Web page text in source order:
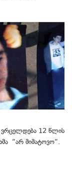
12 წლის
“არ მიმატოვო“.